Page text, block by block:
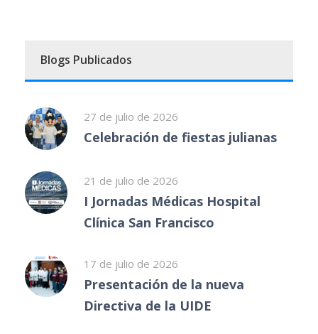
Blogs Publicados
27 de julio de 2026
Celebración de fiestas julianas
21 de julio de 2026
I Jornadas Médicas Hospital
Clínica San Francisco
17 de julio de 2026
Presentación de la nueva
Directiva de la UIDE